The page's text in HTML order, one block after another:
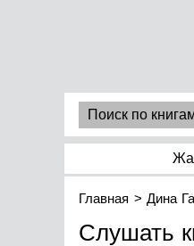
Главная Дина
Слушать